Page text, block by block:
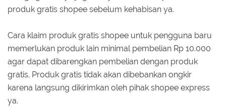
produk gratis shopee sebelum kehabisan ya.
Cara klaim produk gratis shopee untuk pengguna baru
memerlukan produk lain minimal pembelian Rp 10.000
agar dapat dibarengkan pembelian dengan produk
gratis. Produk gratis tidak akan dibebankan ongkir
karena langsung dikirimkan oleh pihak shopee express
ya.